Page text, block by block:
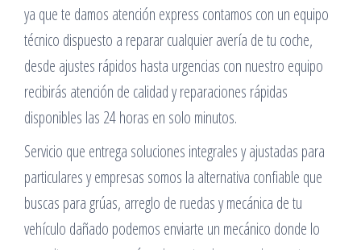
ya que te damos atención express contamos con un equipo
técnico dispuesto a reparar cualquier avería de tu coche,
desde ajustes rápidos hasta urgencias con nuestro equipo
recibirás atención de calidad y reparaciones rápidas
disponibles las 24 horas en solo minutos.
Servicio que entrega soluciones integrales y ajustadas para
particulares y empresas somos la alternativa confiable que
buscas para grúas, arreglo de ruedas y mecánica de tu
vehículo dañado podemos enviarte un mecánico donde lo